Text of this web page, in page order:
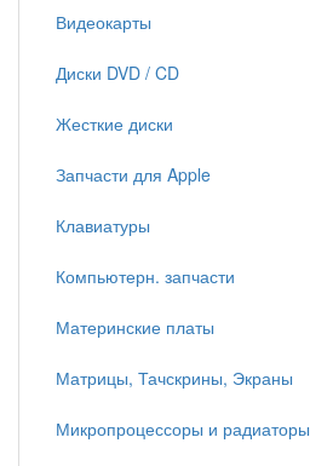
Видеокарты
Диски DVD / CD
Жесткие диски
Запчасти для Apple
Клавиатуры
Компьютерн. запчасти
Материнские платы
Матрицы, Тачскрины, Экраны
Микропроцессоры и радиаторы